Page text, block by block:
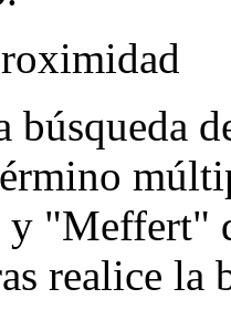
búsqueda
"Meffert"
realice la